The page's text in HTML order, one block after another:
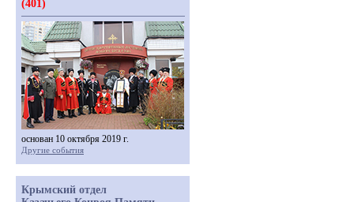
(401)
основан 10 октября 2019 г.
Другие события
Крымский отдел